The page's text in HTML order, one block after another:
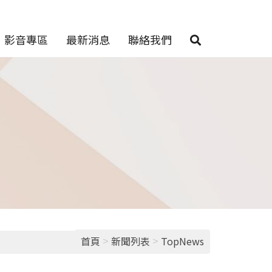
影音專區 最新消息 聯絡我們
首頁 > 新聞列表 > TopNews